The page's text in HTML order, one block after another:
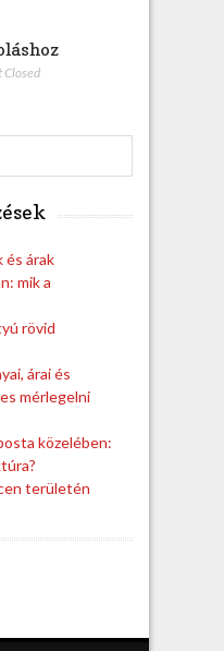
Closed
e
árak
mik a
rövid
árai és
mérlegelni
közelében:
területén